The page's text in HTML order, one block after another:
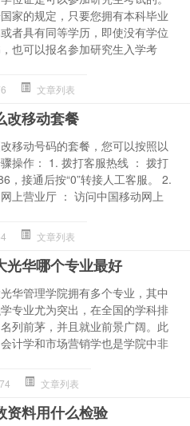
家的规定，只要您拥有本科毕业
者具有同等学历，即使没有学位
也可以报名参加研究生入学考
文章列表
改移动套餐
移动号码的套餐，您可以按照以
操作： 1. 拨打客服热线 ： 拨打
，接通后按“0”转接人工客服。 2.
上营业厅 ： 访问中国移动网上
文章列表
光华哪个专业最好
华管理学院拥有多个专业，其中
专业尤为突出，在全国的学科排
列前茅，并且就业前景广阔。此
计学和市场营销学也是学院中非
文章列表
资料用什么检验